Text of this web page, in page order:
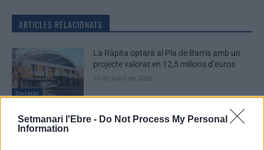
Setmanari l'Ebre - Do Not Process My Personal
Information
ARTICLES RELACIONATS
Societat
La Ràpita optarà al Pla de Barris amb un
projecte valorat en 12,5 milions d’euros
10 de juliol de 2026
La nova passarel·la entre Pla d’Empúries i